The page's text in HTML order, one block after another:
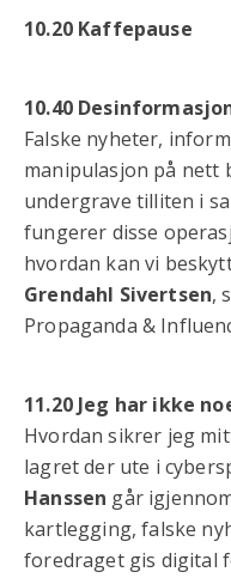
10.20 Kaffepause
10.40
Falske nyheter,
manipulasjon på nett
undergrave tilliten i
fungerer disse
hvordan kan vi
Grendahl Sivertsen,
Propaganda &
11.20 Jeg har ikke
Hvordan sikrer jeg
lagret der ute i
Hanssen går
kartlegging, falske
foredraget gis digital